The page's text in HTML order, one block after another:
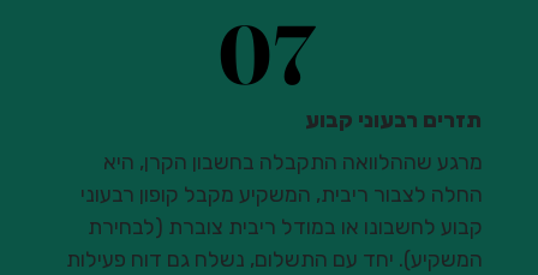
07
07
תזרים רבעוני קבוע
מרגע שההלוואה התקבלה בחשבון הקרן, היא
החלה לצבור ריבית, המשקיע מקבל קופון רבעוני
קבוע לחשבונו או במודל ריבית צוברת (לבחירת
המשקיע). יחד עם התשלום, נשלח גם דוח פעילות